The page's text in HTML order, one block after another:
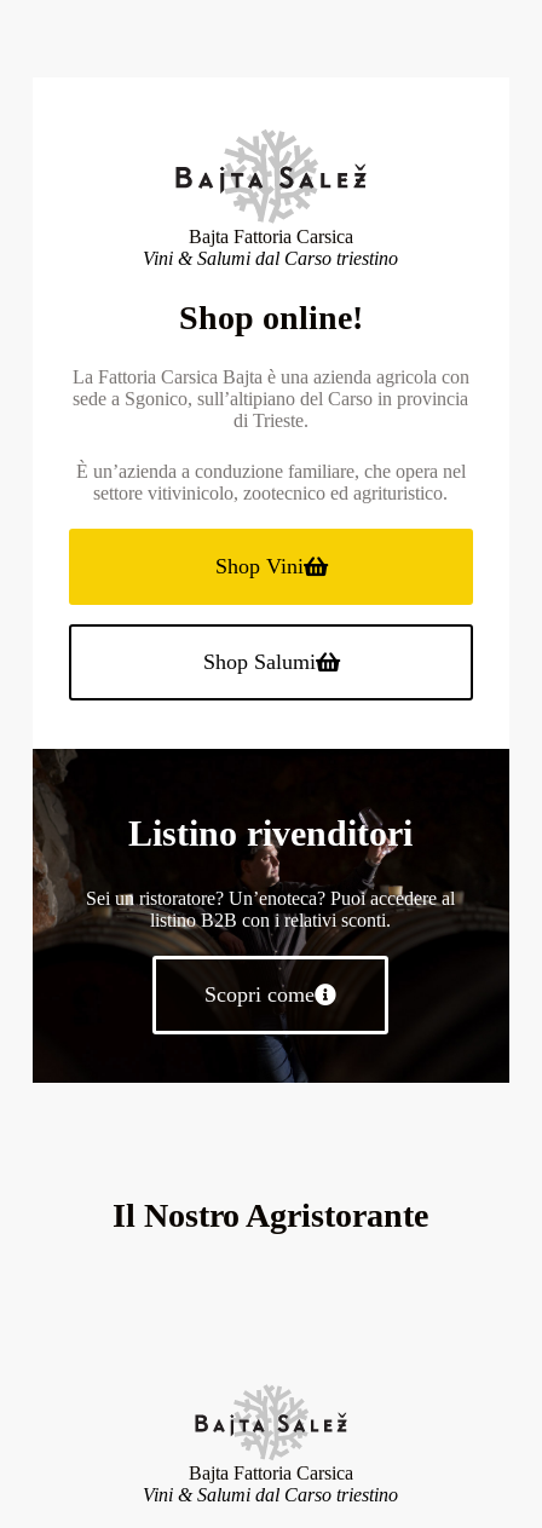
Bajta Fattoria Carsica
Vini & Salumi dal Carso triestino
Shop online!
La Fattoria Carsica Bajta è una azienda agricola con
sede a Sgonico, sull’altipiano del Carso in provincia
di Trieste.
È un’azienda a conduzione familiare, che opera nel
settore vitivinicolo, zootecnico ed agrituristico.
Shop Vini
Shop Salumi
Listino rivenditori
Sei un ristoratore? Un’enoteca? Puoi accedere al
listino B2B con i relativi sconti.
Scopri come
Il Nostro Agristorante
Bajta Fattoria Carsica
Vini & Salumi dal Carso triestino